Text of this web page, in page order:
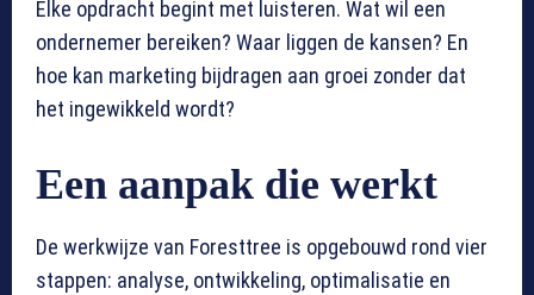
Elke opdracht begint met luisteren. Wat wil een
ondernemer bereiken? Waar liggen de kansen? En
hoe kan marketing bijdragen aan groei zonder dat
het ingewikkeld wordt?
Een aanpak die werkt
De werkwijze van Foresttree is opgebouwd rond vier
stappen: analyse, ontwikkeling, optimalisatie en